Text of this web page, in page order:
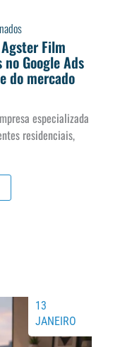
Film
Google Ads
do mercado
especializada
residenciais,
13
JANEIRO